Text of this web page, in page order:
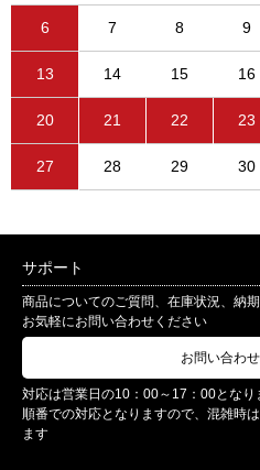
6 7 8 9
13 14 15 16
20 21 22 23
27 28 29 30
サポート
商品についてのご質問、在庫状況、納
お気軽にお問い合わせください
お問い合わ
対応は営業日の10：00～17：00となり
順番での対応となりますので、混雑時
ます